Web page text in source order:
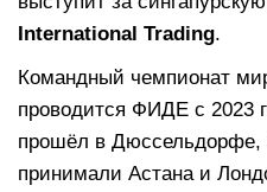
International Trading.
Командный чемпионат
проводится ФИДЕ с 2023
прошёл в Дюссельдорфе,
принимали Астана и